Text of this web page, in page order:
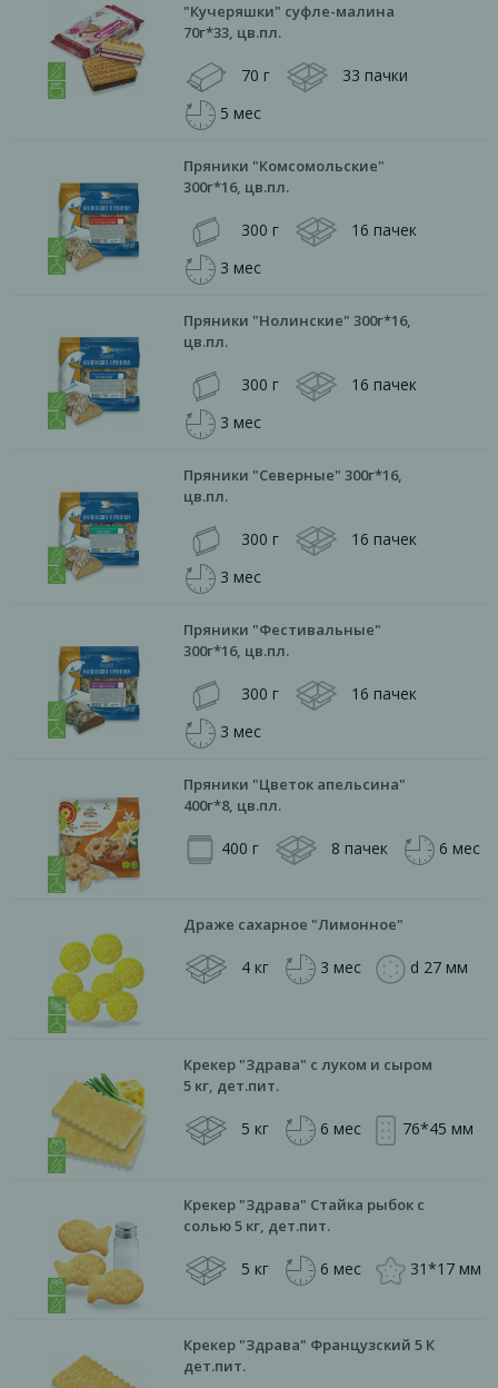
"Кучеряшки" суфле-малина
70г*33, цв.пл.
70 г
33 пачки
5 мес
Пряники "Комсомольские"
300г*16, цв.пл.
300 г
16 пачек
3 мес
Пряники "Нолинские" 300г*16,
цв.пл.
300 г
16 пачек
3 мес
Пряники "Северные" 300г*16,
цв.пл.
300 г
16 пачек
3 мес
Пряники "Фестивальные"
300г*16, цв.пл.
300 г
16 пачек
3 мес
Пряники "Цветок апельсина"
400г*8, цв.пл.
400 г 8 пачек 6 мес
Драже сахарное "Лимонное"
4 кг 3 мес d 27 мм
Крекер "Здрава" с луком и сыром
5 кг, дет.пит.
5 кг 6 мес 76*45 мм
Крекер "Здрава" Стайка рыбок с
солью 5 кг, дет.пит.
5 кг 6 мес 31*17 мм
Крекер "Здрава" Французский 5 К
дет.пит.